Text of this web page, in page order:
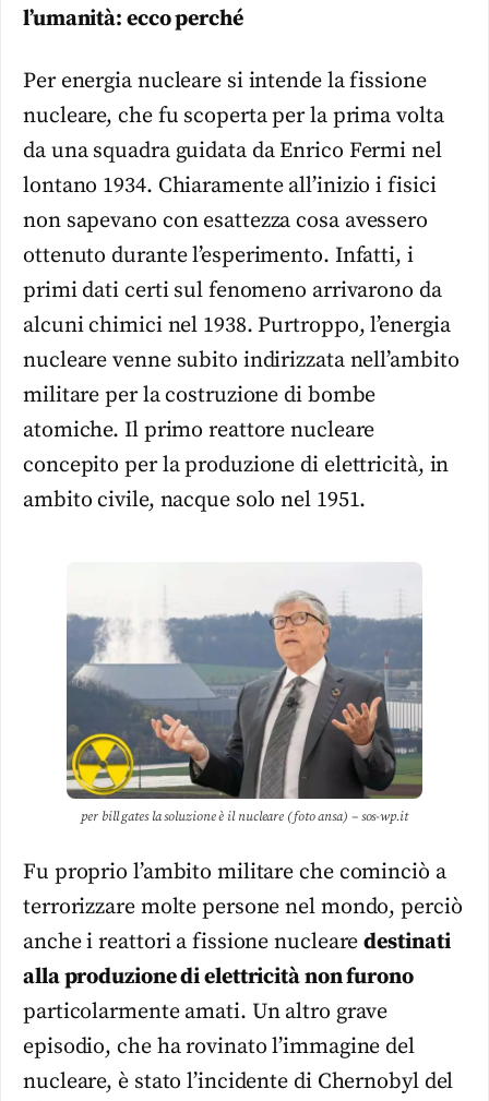
l’umanità: ecco perché
Per energia nucleare si intende la fissione
nucleare, che fu scoperta per la prima volta
da una squadra guidata da Enrico Fermi nel
lontano 1934. Chiaramente all’inizio i fisici
non sapevano con esattezza cosa avessero
ottenuto durante l’esperimento. Infatti, i
primi dati certi sul fenomeno arrivarono da
alcuni chimici nel 1938. Purtroppo, l’energia
nucleare venne subito indirizzata nell’ambito
militare per la costruzione di bombe
atomiche. Il primo reattore nucleare
concepito per la produzione di elettricità, in
ambito civile, nacque solo nel 1951.
per bill gates la soluzione è il nucleare (foto ansa) – sos-wp.it
Fu proprio l’ambito militare che cominciò a
terrorizzare molte persone nel mondo, perciò
anche i reattori a fissione nuclearedestinati
alla produzione di elettricità non furono
particolarmente amati. Un altro grave
episodio, che ha rovinato l’immagine del
nucleare, è stato l’incidente di Chernobyl del